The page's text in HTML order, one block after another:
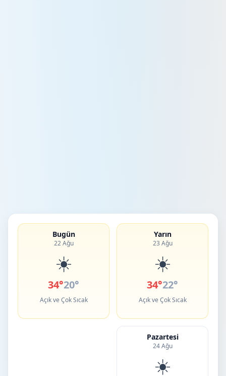
Bugün
22 Ağu
☀️
34°20°
Açık ve Çok Sıcak
Yarın
23 Ağu
☀️
34°22°
Açık ve Çok Sıcak
Pazartesi
24 Ağu
☀️